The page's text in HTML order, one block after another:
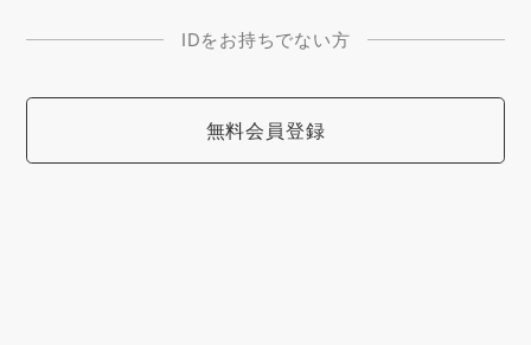
IDをお持ちでない方
無料会員登録